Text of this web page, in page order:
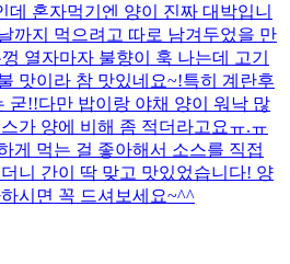
데 혼자먹기엔 양이 진짜 대박입니
까지 먹으려고 따로 남겨두었을 만
열자마자 불향이 훅 나는데 고기
맛이라 참 맛있네요~!특히 계란후
굳!! ​다만 밥이랑 야채 양이 워낙 많
가 양에 비해 좀 적더라고요ㅠ.ㅠ
게 먹는 걸 좋아해서 소스를 직접
니 간이 딱 맞고 맛있었습니다! 양
시면 꼭 드셔보세요~^^